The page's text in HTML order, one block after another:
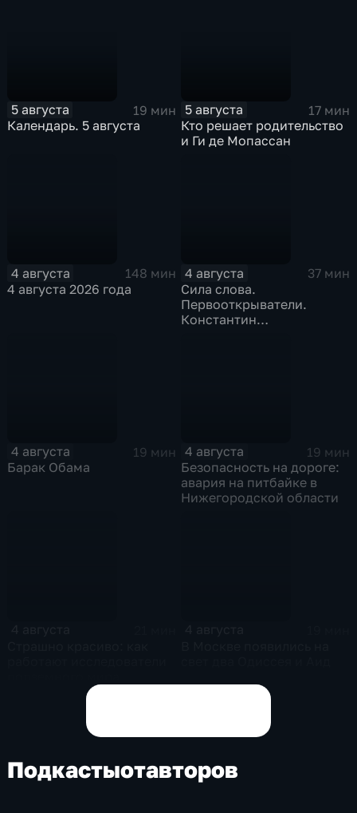
5 августа
19 мин
Календарь. 5 августа
5 августа
17 мин
Кто решает родительство
и Ги де Мопассан
4 августа
148 мин
4 августа 2026 года
4 августа
37 мин
Сила слова.
Первооткрыватели.
Константин
4 августа
19 мин
Барак Обама
4 августа
19 мин
Безопасность на дороге:
авария на питбайке в
Нижегородской области
Подкастыотавторов